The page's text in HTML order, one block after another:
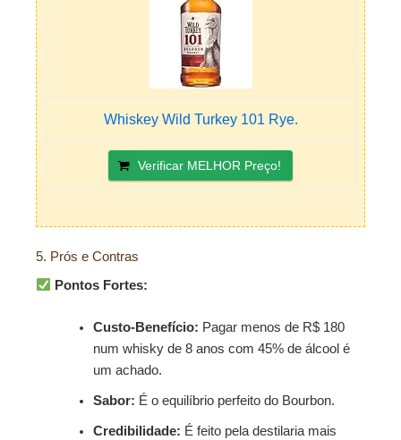
Whiskey Wild Turkey 101 Rye.
Verificar MELHOR Preço!
5. Prós e Contras
Pontos Fortes:
Custo-Benefício: Pagar menos de R$ 180
num whisky de 8 anos com 45% de álcool é
um achado.
Sabor: É o equilíbrio perfeito do Bourbon.
Credibilidade: É feito pela destilaria mais